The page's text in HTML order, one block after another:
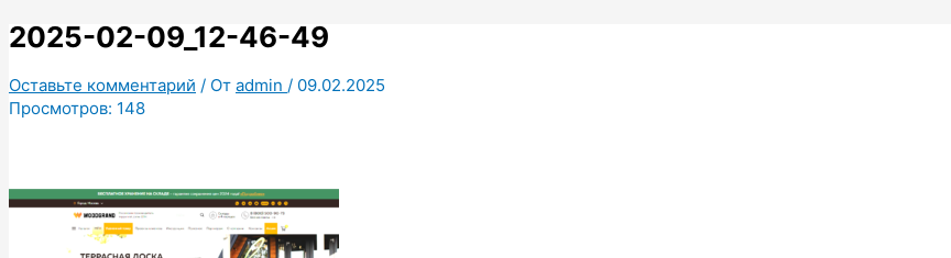
2025-02-09_12-46-49
Оставьте комментарий / От admin / 09.02.2025
Просмотров: 148